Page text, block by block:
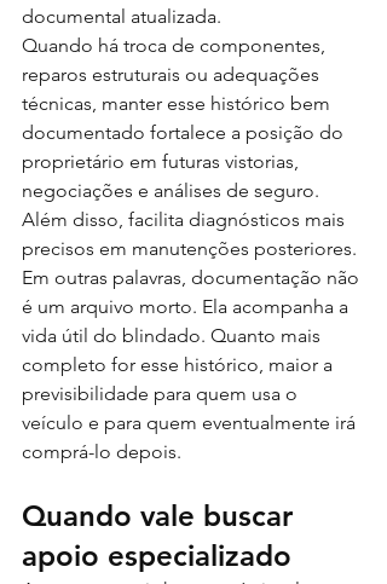
documental atualizada.
Quando há troca de componentes,
reparos estruturais ou adequações
técnicas, manter esse histórico bem
documentado fortalece a posição do
proprietário em futuras vistorias,
negociações e análises de seguro.
Além disso, facilita diagnósticos mais
precisos em manutenções posteriores.
Em outras palavras, documentação não
é um arquivo morto. Ela acompanha a
vida útil do blindado. Quanto mais
completo for esse histórico, maior a
previsibilidade para quem usa o
veículo e para quem eventualmente irá
comprá-lo depois.
Quando vale buscar
apoio especializado